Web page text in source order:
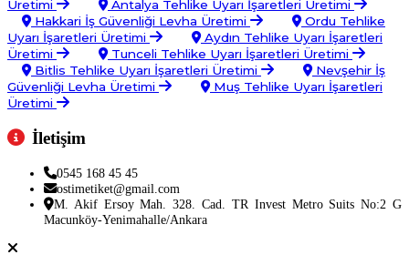
Üretimi
Antalya Tehlike Uyarı İşaretleri Üretimi
Hakkari İş Güvenliği Levha Üretimi
Ordu Tehlike
Uyarı İşaretleri Üretimi
Aydın Tehlike Uyarı İşaretleri
Üretimi
Tunceli Tehlike Uyarı İşaretleri Üretimi
Bitlis Tehlike Uyarı İşaretleri Üretimi
Nevşehir İş
Güvenliği Levha Üretimi
Muş Tehlike Uyarı İşaretleri
Üretimi
İletişim
0545 168 45 45
ostimetiket@gmail.com
M. Akif Ersoy Mah. 328. Cad. TR Invest Metro Suits No:2 G
Macunköy-Yenimahalle/Ankara